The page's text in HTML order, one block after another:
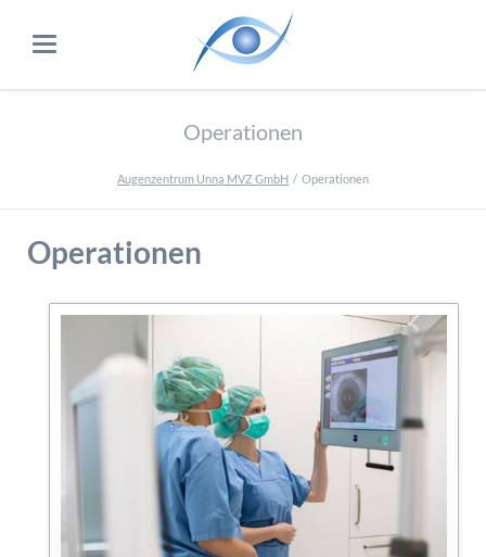
Operationen
Augenzentrum Unna MVZ GmbH Operationen
Operationen